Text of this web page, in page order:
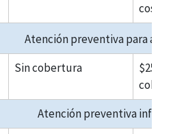
Atención preventiva para
Sin cobertura
$250
Atención preventiva